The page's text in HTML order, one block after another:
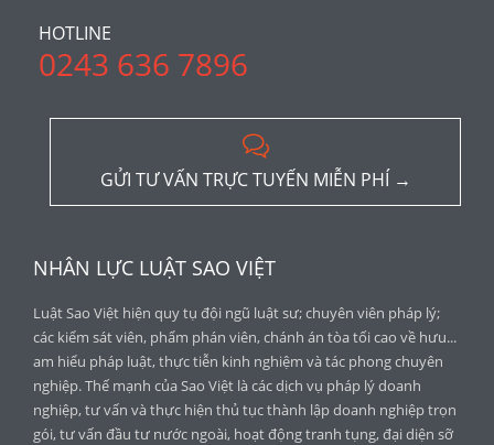
HOTLINE
0243 636 7896

GỬI TƯ VẤN TRỰC TUYẾN MIỄN PHÍ →
NHÂN LỰC LUẬT SAO VIỆT
Luật Sao Việt hiện quy tụ đội ngũ luật sư; chuyên viên pháp lý;
các kiểm sát viên, phẩm phán viên, chánh án tòa tối cao về hưu...
am hiểu pháp luật, thực tiễn kinh nghiệm và tác phong chuyên
nghiệp. Thế mạnh của Sao Việt là các dịch vụ pháp lý doanh
nghiệp, tư vấn và thực hiện thủ tục thành lập doanh nghiệp trọn
gói, tư vấn đầu tư nước ngoài, hoạt động tranh tụng, đại diện sỡ